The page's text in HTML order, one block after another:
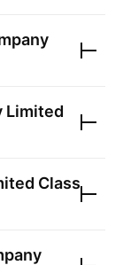
Limited
Class